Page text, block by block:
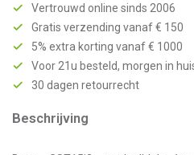
Vertrouwd online sinds 2006
Gratis verzending vanaf € 150
5% extra korting vanaf € 1000
Voor 21u besteld, morgen in
30 dagen retourrecht
Beschrijving